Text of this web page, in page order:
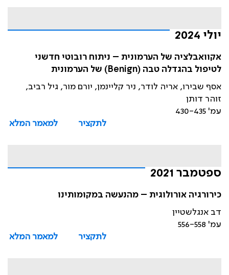
יולי 2024
אקוואבלציה של הערמונית – ניתוח רובוטי חדשני
לטיפול בהגדלה טבה (Benign) של הערמונית
אסף שבירו, אריה לודר, ניר קליינמן, יורם מור, גיל רביב,
זוהר דותן
עמ' 430-435
לתקציר
למאמר המלא
ספטמבר 2021
כירורגיה אורולוגית – מהנעשה במקומותינו
דב אנגלשטיין
עמ' 556-558
לתקציר
למאמר המלא